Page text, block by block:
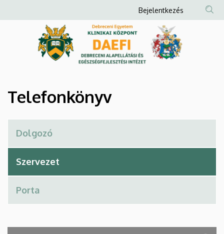
Debreceni
és
Egészségfejlesztési
Intézet
a
Anonim
Felhasználói
fiók
menüje
Bejelentkezés
Telefonkönyv